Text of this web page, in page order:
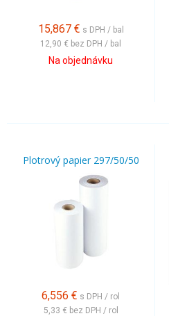
15,867 € s DPH / bal
12,90 € bez DPH / bal
Na objednávku
Plotrový papier 297/50/50
6,556 € s DPH / rol
5,33 € bez DPH / rol